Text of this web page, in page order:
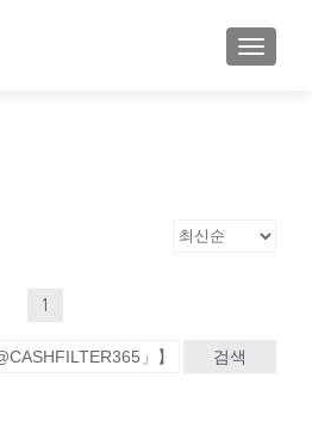
내비게
1
검색